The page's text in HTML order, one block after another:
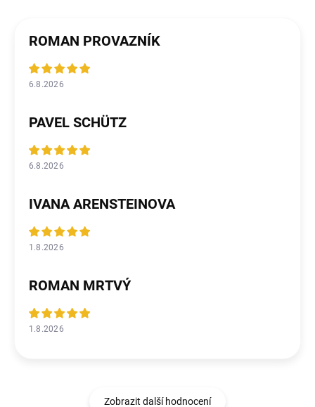
ROMAN PROVAZNÍK
6.8.2026
PAVEL SCHÜTZ
6.8.2026
IVANA ARENSTEINOVA
1.8.2026
ROMAN MRTVÝ
1.8.2026
Zobrazit další hodnocení